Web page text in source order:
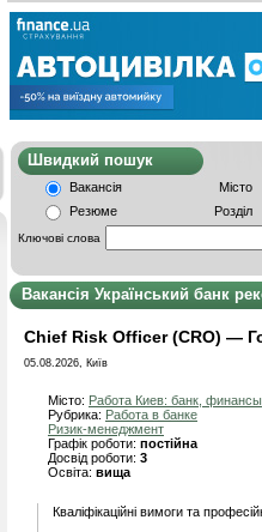
Швидкий пошук
Вакансія
Місто
Резюме
Розділ
Ключові слова
Вакансія Український банк
Chief Risk Officer (CRO) —
05.08.2026, Київ
Місто: Работа Киев: банк, финансы
Рубрика: Работа в банке
Ризик-менеджмент
Графік роботи: постійна
Досвід роботи: 3
Освіта: вища
Кваліфікаційні вимоги та